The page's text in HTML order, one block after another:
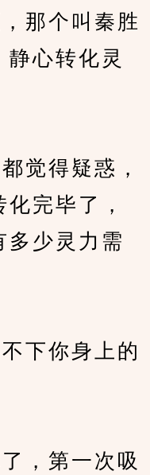
心转化灵
完毕了，
多少灵力需